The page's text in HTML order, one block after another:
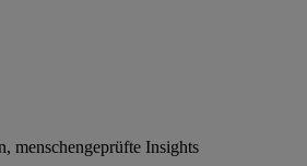
menschengeprüfte Insights